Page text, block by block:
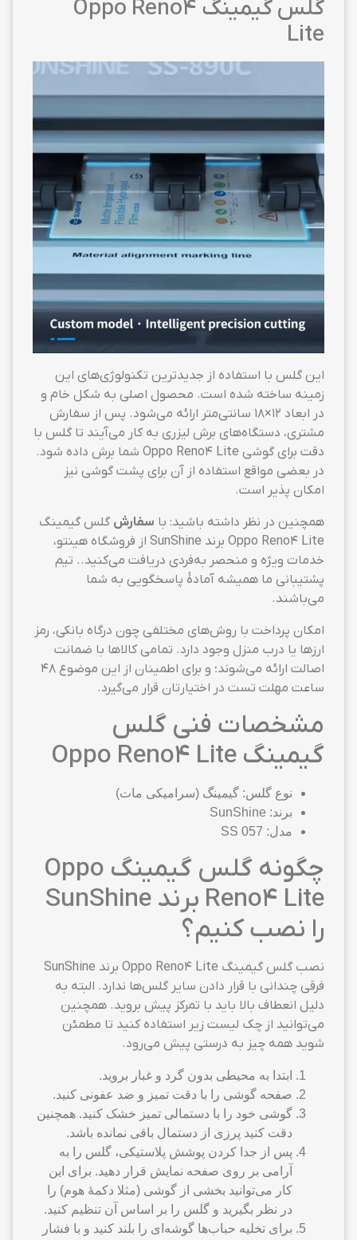
گلس گیمینگ Oppo Reno4
Lite
این گلس با استفاده از جدیدترین تکنولوژی‌های این
زمینه ساخته شده است. محصول اصلی به شکل خام و
در ابعاد ۱۲×۱۸ سانتی‌متر ارائه می‌شود. پس از سفارش
مشتری، دستگاه‌های برش لیزری به کار می‌آیند تا گلس با
دقت برای گوشی Oppo Reno4 Lite شما برش داده شود.
در بعضی مواقع استفاده از آن برای پشت گوشی نیز
امکان پذیر است.
همچنین در نظر داشته باشید: با سفارش گلس گیمینگ
Oppo Reno4 Lite برند SunShine از فروشگاه هینتو،
خدمات ویژه و منحصر به‌فردی دریافت می‌کنید.. تیم
پشتیبانی ما همیشه آمادهٔ پاسخگویی به شما
می‌باشند.
امکان پرداخت با روش‌های مختلفی چون درگاه بانکی، رمز
ارزها یا درب منزل وجود دارد. تمامی کالاها با ضمانت
اصالت ارائه می‌شوند؛ و برای اطمینان از این موضوع ۴۸
ساعت مهلت تست در اختیارتان قرار می‌گیرد.
مشخصات فنی گلس
گیمینگ Oppo Reno4 Lite
نوع گلس: گیمینگ (سرامیکی مات)
برند: SunShine
مدل: SS 057
چگونه گلس گیمینگ Oppo
Reno4 Lite برند SunShine
را نصب کنیم؟
فرقی چندانی با قرار دادن سایر گلس‌ها ندارد. البته به
دلیل انعطاف بالا باید با تمرکز پیش بروید. همچنین
می‌توانید از چک لیست زیر استفاده کنید تا مطمئن
شوید همه چیز به درستی پیش می‌رود.
ابتدا به محیطی بدون گرد و غبار بروید.
صفحه گوشی را با دقت تمیز و ضد عفونی کنید.
گوشی خود را با دستمالی تمیز خشک کنید. همچنین
دقت کنید پرزی از دستمال باقی نمانده باشد.
پس از جدا کردن پوشش پلاستیکی، گلس را به
آرامی بر روی صفحه نمایش قرار دهید. برای این
کار می‌توانید بخشی از گوشی (مثلا دکمهٔ هوم) را
در نظر بگیرید و گلس را بر اساس آن تنظیم کنید.
برای تخلیه حباب‌ها گوشه‌ای را بلند کنید و با فشار